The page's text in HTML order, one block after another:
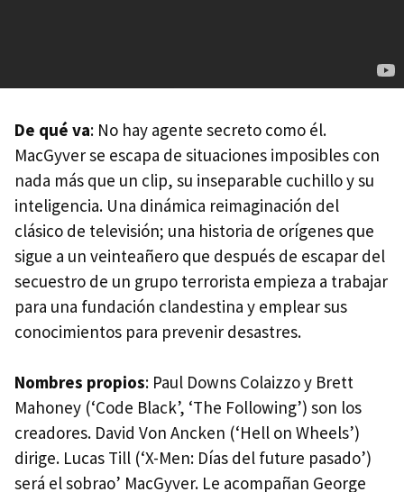
De qué va: No hay agente secreto como él.
MacGyver se escapa de situaciones imposibles con
nada más que un clip, su inseparable cuchillo y su
inteligencia. Una dinámica reimaginación del
clásico de televisión; una historia de orígenes que
sigue a un veinteañero que después de escapar del
secuestro de un grupo terrorista empieza a trabajar
para una fundación clandestina y emplear sus
conocimientos para prevenir desastres.
Nombres propios: Paul Downs Colaizzo y Brett
Mahoney (‘Code Black’, ‘The Following’) son los
creadores. David Von Ancken (‘Hell on Wheels’)
dirige. Lucas Till (‘X-Men: Días del future pasado’)
será el sobrao’ MacGyver. Le acompañan George